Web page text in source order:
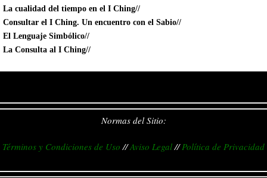
La cualidad del tiempo en el I Ching//
Consultar el I Ching. Un encuentro con el Sabio//
El Lenguaje Simbólico//
La Consulta al I Ching//
Normas del Sitio:
Términos y Condiciones de Uso //Aviso Legal//Política de Privacidad